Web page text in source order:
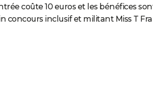
coûte 10 euros et les bénéfices
concours inclusif et militant Miss T